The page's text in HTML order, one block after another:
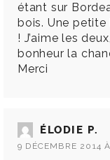
étant sur
bois. Une
! J’aime les
bonheur la
Merci
ÉLODIE P.
9 DÉCEMBRE 2014